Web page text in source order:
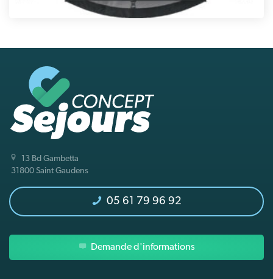
13 Bd Gambetta
31800 Saint Gaudens
05 61 79 96 92
Demande d'informations